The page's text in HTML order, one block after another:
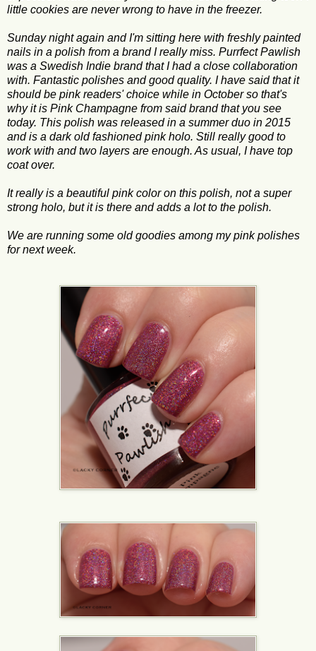
little cookies are never wrong to have in the freezer.
Sunday night again and I'm sitting here with freshly painted
nails in a polish from a brand I really miss. Purrfect Pawlish
was a Swedish Indie brand that I had a close collaboration
with. Fantastic polishes and good quality. I have said that it
should be pink readers' choice while in October so that's
why it is Pink Champagne from said brand that you see
today. This polish was released in a summer duo in 2015
and is a dark old fashioned pink holo. Still really good to
work with and two layers are enough. As usual, I have top
coat over.
It really is a beautiful pink color on this polish, not a super
strong holo, but it is there and adds a lot to the polish.
We are running some old goodies among my pink polishes
for next week.